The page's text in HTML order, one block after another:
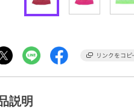
説明